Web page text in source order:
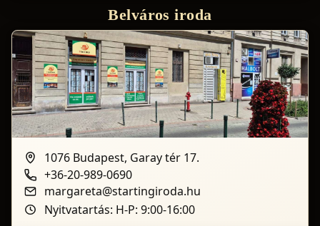
Belváros iroda
1076 Budapest, Garay tér 17.
+36-20-989-0690
margareta@startingiroda.hu
Nyitvatartás: H-P: 9:00-16:00